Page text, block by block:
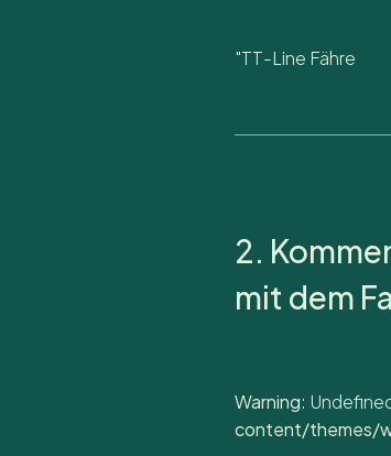
"TT-Line Fähre
2.
mit dem
Warning:
content/themes/